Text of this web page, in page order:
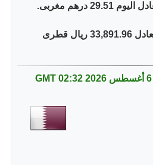
1,000.00 درهم مغربى يعادل 33,891.96 ريال قطرى
02:32 GMT